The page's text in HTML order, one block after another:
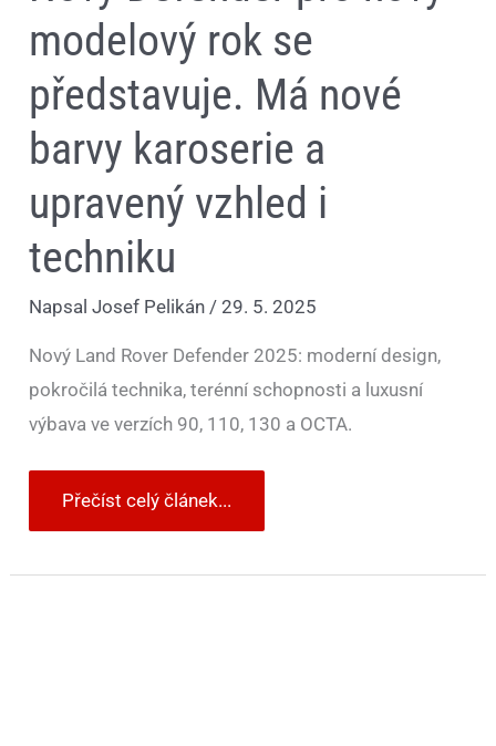
modelový rok se
představuje. Má nové
barvy karoserie a
upravený vzhled i
techniku
NapsalJosef Pelikán/29. 5. 2025
Nový Land Rover Defender 2025: moderní design,
pokročilá technika, terénní schopnosti a luxusní
výbava ve verzích 90, 110, 130 a OCTA.
Přečíst celý článek...